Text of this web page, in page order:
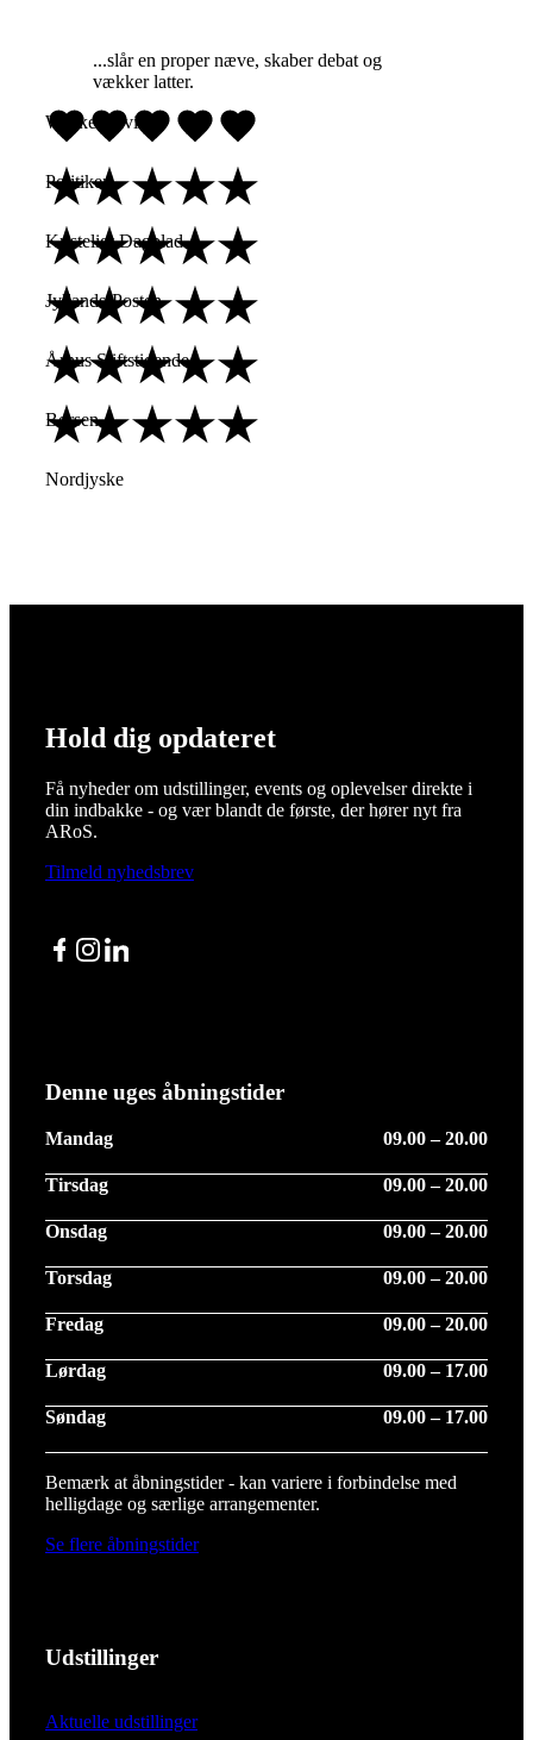
...slår en proper næve, skaber debat og
vækker latter.
Weekendavisen
Politiken
Kristeligt Dagblad
Jyllands-Posten
Århus Stiftstidende
Børsen
Nordjyske
Hold dig opdateret
Få nyheder om udstillinger, events og oplevelser direkte i
din indbakke - og vær blandt de første, der hører nyt fra
ARoS.
Tilmeld nyhedsbrev
Facebook
Instagram
LinkedIn
Denne uges åbningstider
Mandag 09.00 – 20.00
Tirsdag 09.00 – 20.00
Onsdag 09.00 – 20.00
Torsdag 09.00 – 20.00
Fredag 09.00 – 20.00
Lørdag 09.00 – 17.00
Søndag 09.00 – 17.00
Bemærk at åbningstider - kan variere i forbindelse med
helligdage og særlige arrangementer.
Se flere åbningstider
Udstillinger
Aktuelle udstillinger